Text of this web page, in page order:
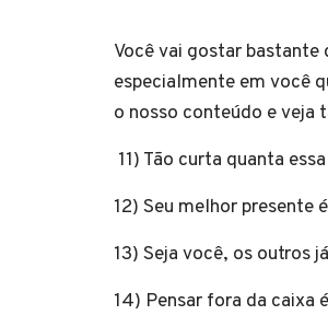
Você vai gostar bastante
especialmente em você
o nosso conteúdo e veja
11) Tão curta quanta
12) Seu melhor presente
13) Seja você, os outros
14) Pensar fora da caixa